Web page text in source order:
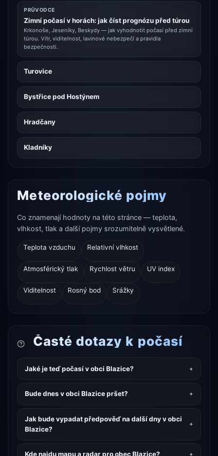
PRŮVODCE
Zimní počasí v horách: jak číst prognózu před túrou
Krkonoše, Jeseníky, Beskydy — jak vyhodnotit počasí před zimní
túrou. Vítr, viditelnost, lavinové nebezpečí a pravidla
bezpečnosti.
Turovice
Bystřice pod Hostýnem
Hradčany
Kladníky
Meteorologické pojmy
Co znamenají hodnoty na této stránce — teplota,
vlhkost, tlak a další pojmy srozumitelně vysvětlené.
Teplota vzduchu Relativní vlhkost
Atmosférický tlak Rychlost větru UV index
Viditelnost Rosný bod Srážky
Časté dotazy k počasí
Jaké je teď počasí v obci Blazice?
Bude dnes v obci Blazice pršet?
Jak bude vypadat předpověď na další dny v obci
Blazice?
Kde najdu mapu a radar pro obec Blazice?